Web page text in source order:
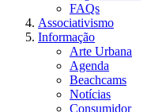
FAQs
Associativismo
Informação
Arte Urbana
Agenda
Beachcams
Notícias
Consumidor